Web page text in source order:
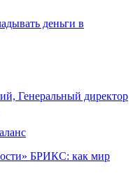
деньги в
Генеральный директор
БРИКС: как мир